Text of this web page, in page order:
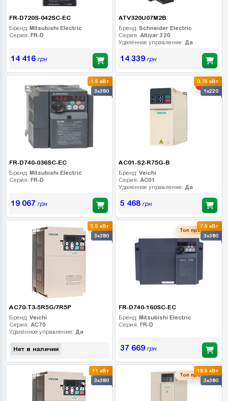
FR-D720S-042SC-EC
Бренд: Mitsubishi Electric
Серия: FR-D
14 416грн
ATV320U07M2B
Бренд: Schneider Electric
Серия: Altivar 320
Удалённое управление: Да
14 339грн
1.5 кВт
3x380
FR-D740-036SC-EC
Бренд: Mitsubishi Electric
Серия: FR-D
19 067 грн
0.75 кВт
1x220
-10%
AC01-S2-R75G-B
Бренд: Veichi
Серия: AC01
Удалённое управление: Да
5 468грн
5.5 кВт
3x380
AC70-T3-5R5G/7R5P
Бренд: Veichi
Серия: AC70
Удалённое управление: Да
Нет в наличии
7.5 кВт
3x380
Топ продаж
FR-D740-160SC-EC
Бренд: Mitsubishi Electric
Серия: FR-D
37 669грн
11 кВт
3x380
18.5 кВт
3x380
Топ продаж